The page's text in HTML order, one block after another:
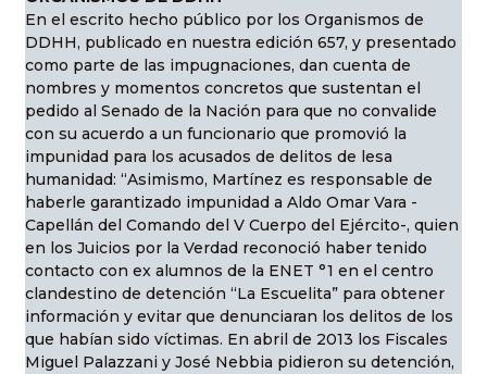
En el escrito hecho público por los Organismos de
DDHH, publicado en nuestra edición 657, y presentado
como parte de las impugnaciones, dan cuenta de
nombres y momentos concretos que sustentan el
pedido al Senado de la Nación para que no convalide
con su acuerdo a un funcionario que promovió la
impunidad para los acusados de delitos de lesa
humanidad: “Asimismo, Martínez es responsable de
haberle garantizado impunidad a Aldo Omar Vara -
Capellán del Comando del V Cuerpo del Ejército-, quien
en los Juicios por la Verdad reconoció haber tenido
contacto con ex alumnos de la ENET °1 en el centro
clandestino de detención “La Escuelita” para obtener
información y evitar que denunciaran los delitos de los
que habían sido víctimas. En abril de 2013 los Fiscales
Miguel Palazzani y José Nebbia pidieron su detención,